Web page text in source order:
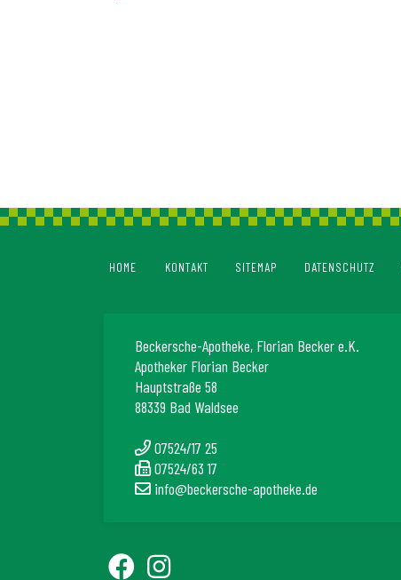
HOME KONTAKT SITEMAP DATENSCHUTZ
Beckersche-Apotheke, Florian Becker e.K.
Apotheker Florian Becker
Hauptstraße 58
88339 Bad Waldsee
07524/17 25
07524/63 17
info@beckersche-apotheke.de